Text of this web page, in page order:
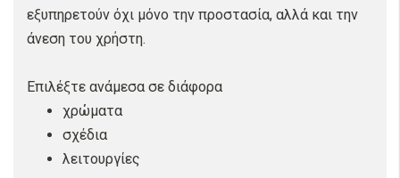
εξυπηρετούν όχι μόνο την προστασία, αλλά και την
άνεση του χρήστη.
Επιλέξτε ανάμεσα σε διάφορα
χρώματα
σχέδια
λειτουργίες